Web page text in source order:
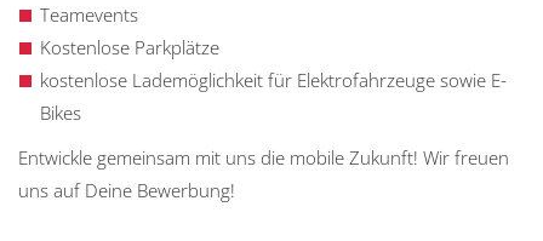
Teamevents
Kostenlose Parkplätze
kostenlose Lademöglichkeit für Elektrofahrzeuge sowie E-
Bikes
Entwickle gemeinsam mit uns die mobile Zukunft! Wir freuen
uns auf Deine Bewerbung!